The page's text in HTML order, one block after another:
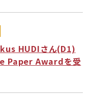
HUDIさん(D1)
Paper Awardを受